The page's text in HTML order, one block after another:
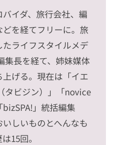
イダ、旅行会社、編
を経てフリーに。旅
ライフスタイルメデ
集長を経て、姉妹媒体
上げる。現在は「イエ
タビジン）」「novice
bizSPA!」統括編集
しいものとへんなも
15回。